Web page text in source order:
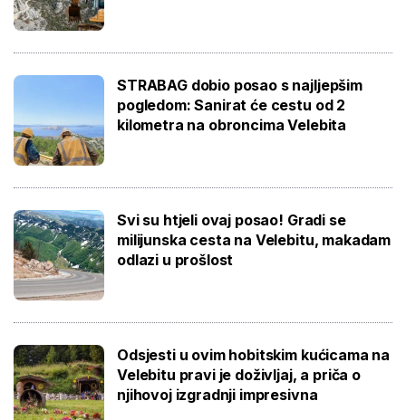
STRABAG dobio posao s najljepšim
pogledom: Sanirat će cestu od 2
kilometra na obroncima Velebita
Svi su htjeli ovaj posao! Gradi se
milijunska cesta na Velebitu, makadam
odlazi u prošlost
Odsjesti u ovim hobitskim kućicama na
Velebitu pravi je doživljaj, a priča o
njihovoj izgradnji impresivna